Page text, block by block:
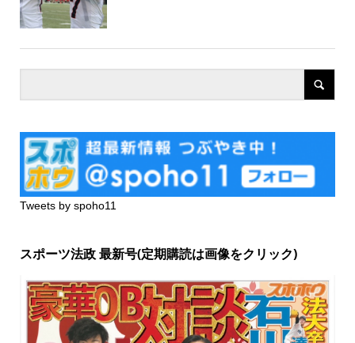
Tweets by spoho11
スポーツ法政 最新号(定期購読は画像をクリック)